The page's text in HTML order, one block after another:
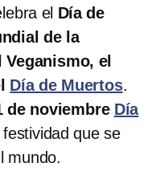
el Día de
de la
el
Día de Muertos.
de noviembre Día
festividad que se
mundo.